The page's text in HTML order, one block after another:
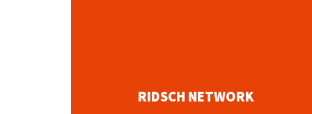
RIDSCH NETWORK